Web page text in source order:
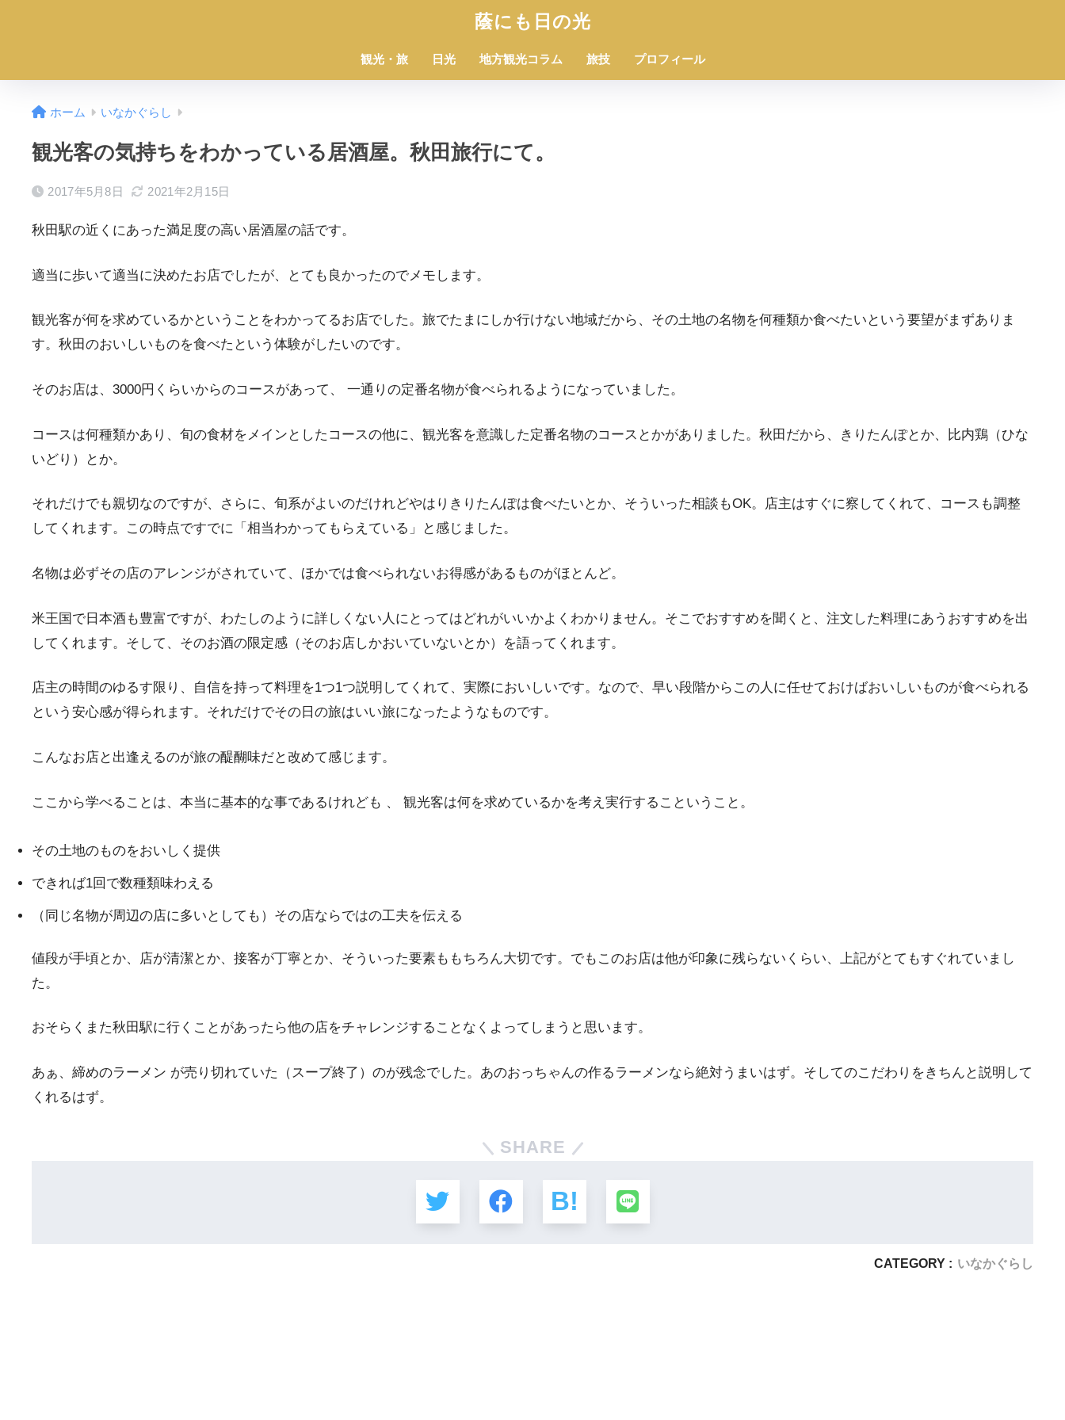
蔭にも日の光
観光・旅 日光 地方観光コラム 旅技 プロフィール
ホーム いなかぐらし
観光客の気持ちをわかっている居酒屋。秋田旅行にて。
2017年5月8日 2021年2月15日
秋田駅の近くにあった満足度の高い居酒屋の話です。
適当に歩いて適当に決めたお店でしたが、とても良かったのでメモします。
観光客が何を求めているかということをわかってるお店でした。旅でたまにしか行けない地域だから、その土地の名物を何種類か食べたいという要望がまずありま
す。秋田のおいしいものを食べたという体験がしたいのです。
そのお店は、3000円くらいからのコースがあって、 一通りの定番名物が食べられるようになっていました。
コースは何種類かあり、旬の食材をメインとしたコースの他に、観光客を意識した定番名物のコースとかがありました。秋田だから、きりたんぽとか、比内鶏（ひな
いどり）とか。
それだけでも親切なのですが、さらに、旬系がよいのだけれどやはりきりたんぽは食べたいとか、そういった相談もOK。店主はすぐに察してくれて、コースも調整
してくれます。この時点ですでに「相当わかってもらえている」と感じました。
名物は必ずその店のアレンジがされていて、ほかでは食べられないお得感があるものがほとんど。
米王国で日本酒も豊富ですが、わたしのように詳しくない人にとってはどれがいいかよくわかりません。そこでおすすめを聞くと、注文した料理にあうおすすめを出
してくれます。そして、そのお酒の限定感（そのお店しかおいていないとか）を語ってくれます。
店主の時間のゆるす限り、自信を持って料理を1つ1つ説明してくれて、実際においしいです。なので、早い段階からこの人に任せておけばおいしいものが食べられる
という安心感が得られます。それだけでその日の旅はいい旅になったようなものです。
こんなお店と出逢えるのが旅の醍醐味だと改めて感じます。
ここから学べることは、本当に基本的な事であるけれども 、 観光客は何を求めているかを考え実行するこということ。
その土地のものをおいしく提供
できれば1回で数種類味わえる
（同じ名物が周辺の店に多いとしても）その店ならではの工夫を伝える
値段が手頃とか、店が清潔とか、接客が丁寧とか、そういった要素ももちろん大切です。でもこのお店は他が印象に残らないくらい、上記がとてもすぐれていまし
た。
おそらくまた秋田駅に行くことがあったら他の店をチャレンジすることなくよってしまうと思います。
あぁ、締めのラーメン が売り切れていた（スープ終了）のが残念でした。あのおっちゃんの作るラーメンなら絶対うまいはず。そしてのこだわりをきちんと説明して
くれるはず。
SHARE
CATEGORY : いなかぐらし